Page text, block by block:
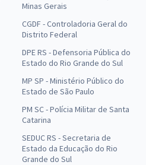
Minas Gerais
CGDF - Controladoria Geral do
Distrito Federal
DPE RS - Defensoria Pública do
Estado do Rio Grande do Sul
MP SP - Ministério Público do
Estado de São Paulo
PM SC - Polícia Militar de Santa
Catarina
SEDUC RS - Secretaria de
Estado da Educação do Rio
Grande do Sul